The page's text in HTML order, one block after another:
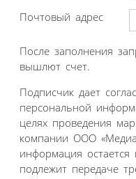
Почтовый адрес
После заполнения
вышлют счет.
Подписчик дает
персональной
целях проведения
компании ООО
информация
подлежит передаче